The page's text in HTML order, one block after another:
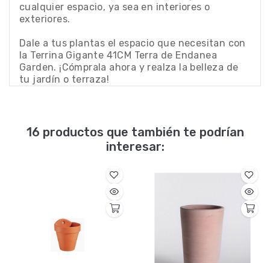
cualquier espacio, ya sea en interiores o
exteriores.
Dale a tus plantas el espacio que necesitan con
la Terrina Gigante 41CM Terra de Endanea
Garden. ¡Cómprala ahora y realza la belleza de
tu jardín o terraza!
16 productos que también te podrían
interesar: